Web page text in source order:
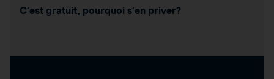
C’est gratuit, pourquoi s’en priver?